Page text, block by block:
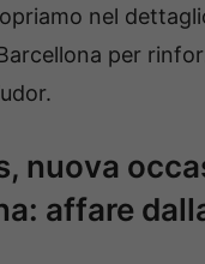
nel
per
nuova
affare